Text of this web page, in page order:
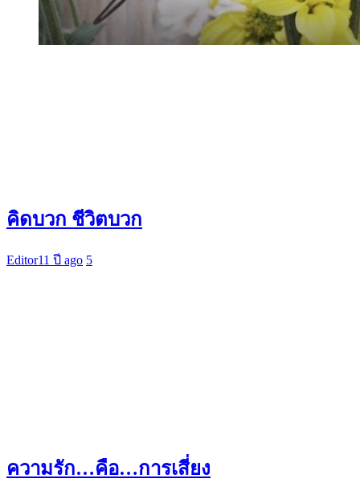
คิดบวก ชีวิตบวก
Editor11 ปี ago 5
ความรัก…คือ…การเสี่ยง